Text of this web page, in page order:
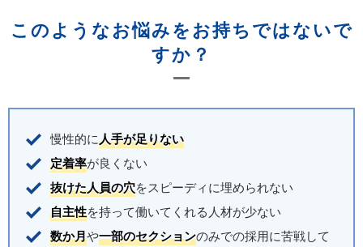
このようなお悩みをお持ちではないで
すか？
慢性的に人手が足りない
定着率が良くない
抜けた人員の穴をスピーディに埋められない
自主性を持って働いてくれる人材が少ない
数か月や一部のセクションのみでの採用に苦戦して